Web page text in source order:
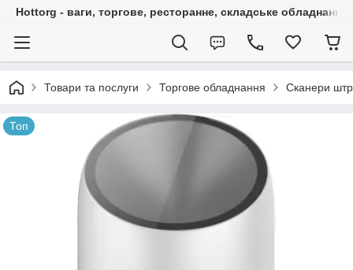
Hottorg - ваги, торгове, ресторанне, складське обладнання
Товари та послуги Торгове обладнання Сканери
Топ